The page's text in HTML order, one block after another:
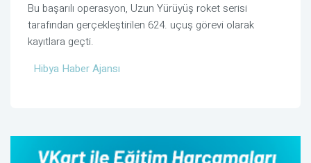
Bu başarılı operasyon, Uzun Yürüyüş roket serisi
tarafından gerçekleştirilen 624. uçuş görevi olarak
kayıtlara geçti.
Hibya Haber Ajansı